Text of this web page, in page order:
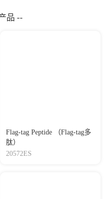
品 --
Flag-tag Peptide （Flag-tag多
肽）
20572ES